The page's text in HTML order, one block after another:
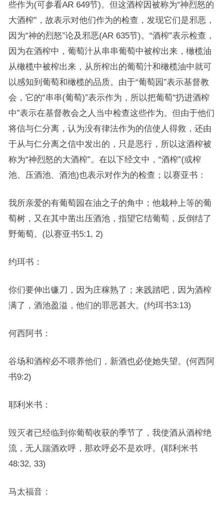
些作为(可参看AR 649节)。但这酒榨因被称为“神烈怒的
大酒榨”，故表示对他们作为的检查，发现它们是邪恶，
因为“神的烈怒”论及邪恶(AR 635节)。“酒榨”表示检查，
因为在酒榨中，葡萄汁从串串葡萄中被榨出来，橄榄油
从橄榄中被榨出来，从所榨出的葡萄汁和橄榄油中就可
以感知到葡萄和橄榄的品质。由于“葡萄园”表示基督教
会，它的“串串(葡萄)”表示作为，所以把葡萄“扔进酒榨
中”表示在基督教会之人当中检查这些作为。但由于他们
将信与仁分离，认为没有律法作为的信使人得救，还由
于从与仁分离之信中发出的，只是恶行，所以这酒榨被
称为“神烈怒的大酒榨”。在以下经文中，“酒榨”(或榨
池、压酒池、酒池)也表示对作为的检查；以赛亚书：
我所亲爱的有葡萄园在油之子的角中；他栽种上等的葡
萄树，又在其中凿出压酒池，指望它结葡萄，反倒结了
野葡萄。(以赛亚书5:1, 2)
约珥书：
你们要伸出镰刀，因为庄稼熟了；来践踏吧，因为酒榨
满了，酒池盈溢，他们的罪恶甚大。(约珥书3:13)
何西阿书：
谷场和酒榨必不喂养他们，新酒也必使她失望。(何西阿
书9:2)
耶利米书：
毁灭者已经临到你葡萄收获的季节了，我使酒从酒榨绝
流，无人踹酒欢呼，那欢呼必不是欢呼。(耶利米书
48:32, 33)
马太福音：